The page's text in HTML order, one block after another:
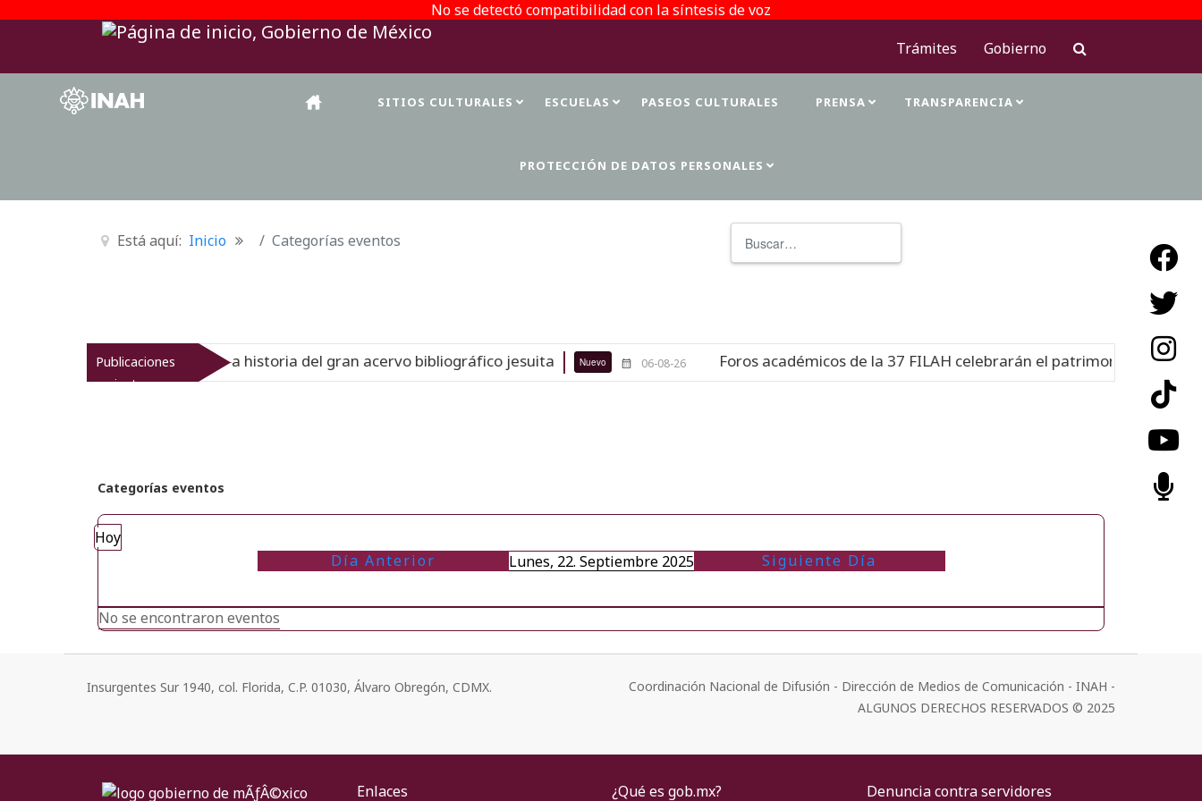
No se detectó compatibilidad con la síntesis de voz
Trámites
Gobierno
SITIOS CULTURALES ESCUELAS PASEOS CULTURALES PRENSA TRANSPARENCIA
PROTECCIÓN DE DATOS PERSONALES
Está aquí: Inicio Categorías eventos
Publicaciones
recientes
del Virreinato muestra la historia del gran acervo bibliográfico jesuita Nuevo 06-08-26 Foros académicos de la 37 FILAH celebrarán el patrimonio cultural
Categorías eventos
Hoy
Día Anterior
Lunes, 22. Septiembre 2025 Siguiente Día
No se encontraron eventos
Insurgentes Sur 1940, col. Florida, C.P. 01030, Álvaro Obregón, CDMX.
Coordinación Nacional de Difusión - Dirección de Medios de Comunicación - INAH -
ALGUNOS DERECHOS RESERVADOS © 2025
Enlaces ¿Qué es gob.mx?
Denuncia contra servidores